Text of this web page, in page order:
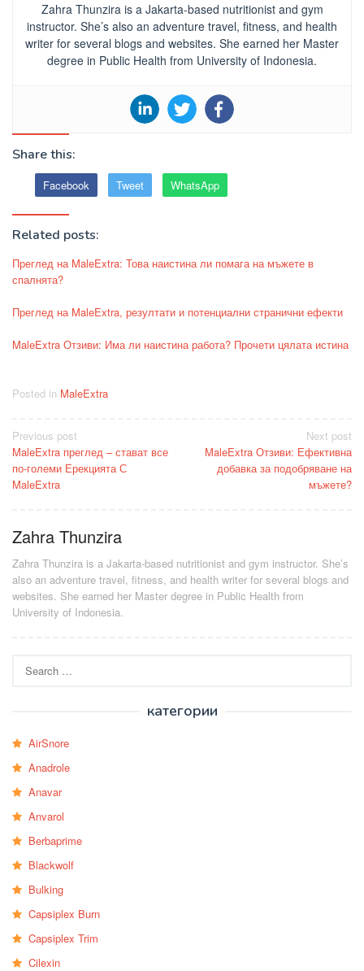
Zahra Thunzira is a Jakarta-based nutritionist and gym
instructor. She’s also an adventure travel, fitness, and health
writer for several blogs and websites. She earned her Master
degree in Public Health from University of Indonesia.
Share this:
Facebook Tweet WhatsApp
Related posts:
Преглед на MaleExtra: Това наистина ли помага на мъжете в
спалнята?
Преглед на MaleExtra, резултати и потенциални странични ефекти
MaleExtra Отзиви: Има ли наистина работа? Прочети цялата истина
Posted in MaleExtra
Post
navigation
Previous post
MaleExtra преглед – стават все
по-големи Ерекцията С
MaleExtra
Next post
MaleExtra Отзиви: Ефективна
добавка за подобряване на
мъжете?
Zahra Thunzira
Zahra Thunzira is a Jakarta-based nutritionist and gym instructor. She’s
also an adventure travel, fitness, and health writer for several blogs and
websites. She earned her Master degree in Public Health from
University of Indonesia.
for:
категории
AirSnore
Anadrole
Anavar
Anvarol
Berbaprime
Blackwolf
Bulking
Capsiplex Burn
Capsiplex Trim
Cilexin